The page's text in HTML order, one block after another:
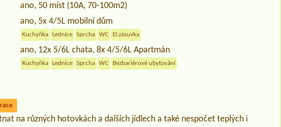
ano, 50 míst (10A, 70-100m2)
ano, 5x 4/5L mobilní dům
Kuchyňka Lednice Sprcha WC El.zásuvka
ano, 12x 5/6L chata, 8x 4/5/6L Apartmán
Kuchyňka Lednice Sprcha WC Bezbariérové ubytování
na různých hotovkách a dalších jídlech a také nespočet teplých i